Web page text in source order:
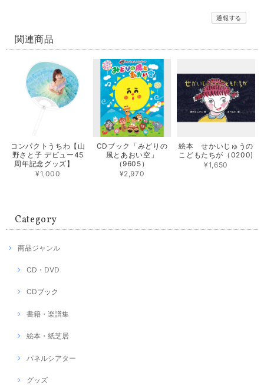
通報する
関連商品
コンパクトうちわ【山
野さと子 デビュー45
周年記念グッズ】
¥1,000
CDブック「みどりの
風とあおい空」
（9605）
¥2,970
絵本 せかいじゅうの
こどもたちが（0200)
¥1,650
Category
商品ジャンル
CD・DVD
CDブック
書籍・楽譜集
絵本・紙芝居
パネルシアター
グッズ